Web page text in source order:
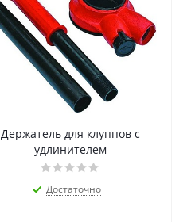
Держатель для клуппов с
удлинителем
Достаточно